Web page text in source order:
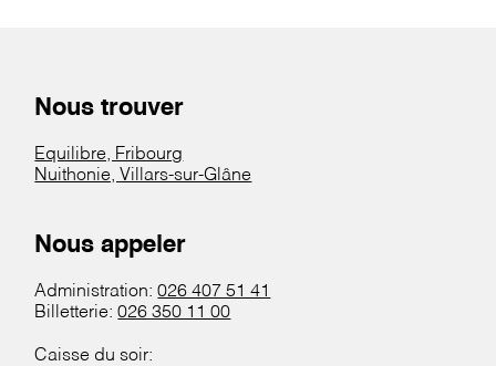
Nous trouver
Equilibre, Fribourg
Nuithonie, Villars-sur-Glâne
Nous appeler
Administration:026 407 51 41
Billetterie:026 350 11 00
Caisse du soir: